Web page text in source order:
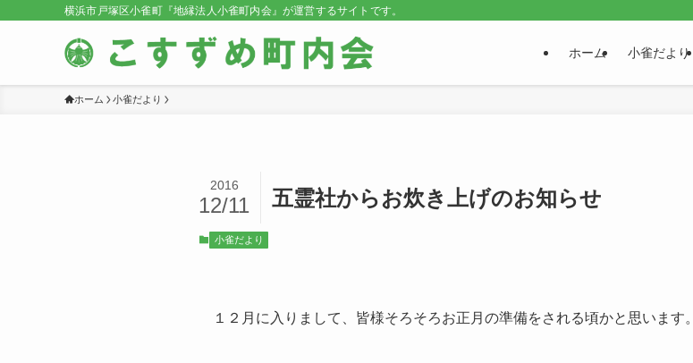
横浜市戸塚区小雀町『地縁法人小雀町内会』が運営するサイトです。
ホーム 小雀だより
ホーム 小雀だより
五霊社からお炊き上げのお知らせ
2016
12/11
小雀だより
１２月に入りまして、皆様そろそろお正月の準備をされる頃かと思います。